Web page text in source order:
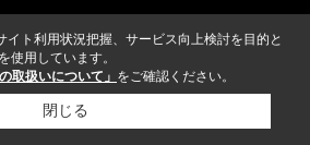
イト利用状況把握、サービス向上検討を目的と
使用しています。
取扱いについて」 をご確認ください。
閉じる